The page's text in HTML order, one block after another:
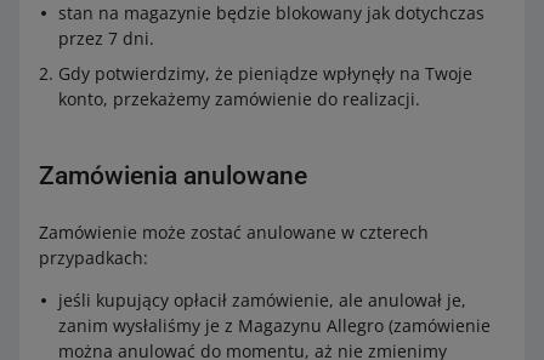
stan na magazynie będzie blokowany jak dotychczas
przez 7 dni.
Gdy potwierdzimy, że pieniądze wpłynęły na Twoje
konto, przekażemy zamówienie do realizacji.
Zamówienia anulowane
Zamówienie może zostać anulowane w czterech
przypadkach:
jeśli kupujący opłacił zamówienie, ale anulował je,
zanim wysłaliśmy je z Magazynu Allegro (zamówienie
można anulować do momentu, aż nie zmienimy